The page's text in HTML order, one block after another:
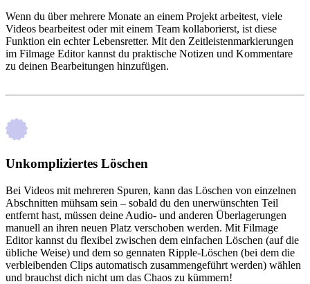
Wenn du über mehrere Monate an einem Projekt arbeitest, viele
Videos bearbeitest oder mit einem Team kollaborierst, ist diese
Funktion ein echter Lebensretter. Mit den Zeitleistenmarkierungen
im Filmage Editor kannst du praktische Notizen und Kommentare
zu deinen Bearbeitungen hinzufügen.
Unkompliziertes Löschen
Bei Videos mit mehreren Spuren, kann das Löschen von einzelnen
Abschnitten mühsam sein – sobald du den unerwünschten Teil
entfernt hast, müssen deine Audio- und anderen Überlagerungen
manuell an ihren neuen Platz verschoben werden. Mit Filmage
Editor kannst du flexibel zwischen dem einfachen Löschen (auf die
übliche Weise) und dem so gennaten Ripple-Löschen (bei dem die
verbleibenden Clips automatisch zusammengeführt werden) wählen
und brauchst dich nicht um das Chaos zu kümmern!